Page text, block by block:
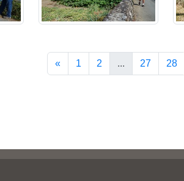
« 1 2 ... 27 28